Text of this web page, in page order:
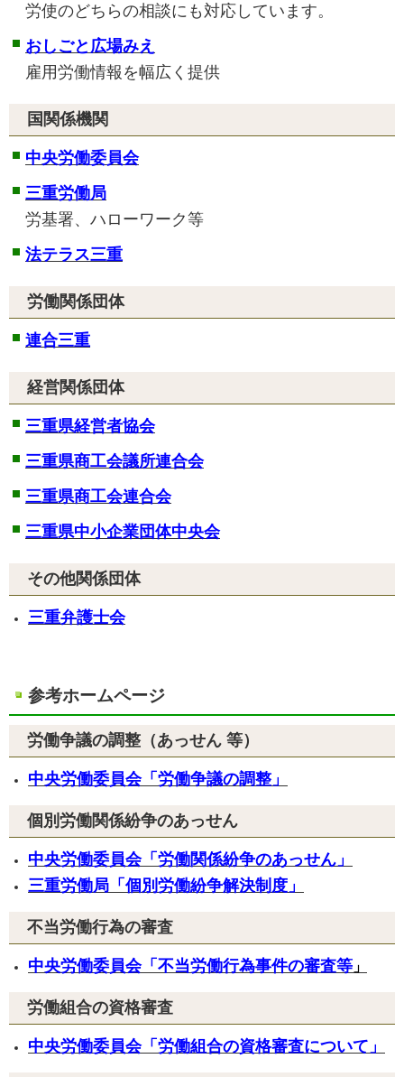
労使のどちらの相談にも対応しています。
おしごと広場みえ
雇用労働情報を幅広く提供
国関係機関
中央労働委員会
三重労働局
労基署、ハローワーク等
法テラス三重
労働関係団体
連合三重
経営関係団体
三重県経営者協会
三重県商工会議所連合会
三重県商工会連合会
三重県中小企業団体中央会
その他関係団体
三重弁護士会
参考ホームページ
労働争議の調整（あっせん 等）
中央労働委員会「労働争議の調整」
個別労働関係紛争のあっせん
中央労働委員会「労働関係紛争のあっせん」
三重労働局「個別労働紛争解決制度」
不当労働行為の審査
中央労働委員会「不当労働行為事件の審査等 」
労働組合の資格審査
中央労働委員会「労働組合の資格審査について」